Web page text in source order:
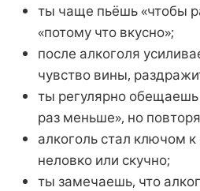
ты чаще пьёшь «чтобы
«потому что вкусно»;
после алкоголя
чувство вины,
ты регулярно
раз меньше», но
алкоголь стал ключом
неловко или скучно;
ты замечаешь, что